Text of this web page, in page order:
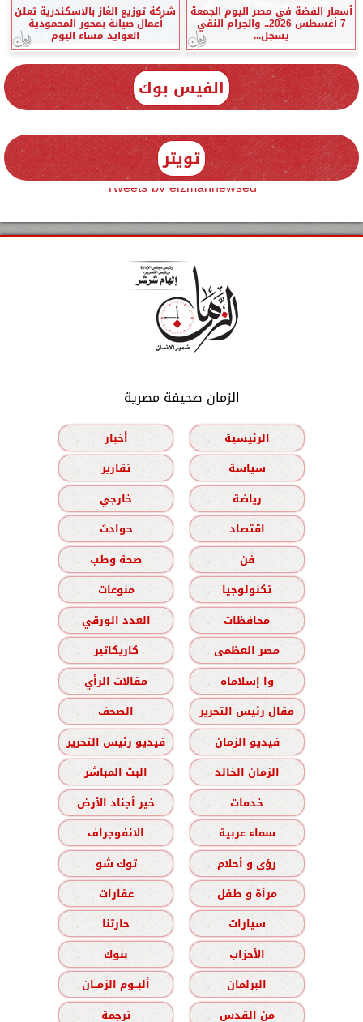
أسعار الفضة في مصر اليوم الجمعة
7 أغسطس 2026.. والجرام النقي
يسجل...
شركة توزيع الغاز بالاسكندرية تعلن
أعمال صيانة بمحور المحمودية
العوايد مساء اليوم
الفيس بوك
تويتر
Tweets by elzmannewseg
الزمان صحيفة مصرية
الرئيسية
أخبار
سياسة
تقارير
رياضة
خارجي
اقتصاد
حوادث
فن
صحة وطب
تكنولوجيا
منوعات
محافظات
العدد الورقي
مصر العظمى
كاريكاتير
وا إسلاماه
مقالات الرأي
مقال رئيس التحرير
الصحف
فيديو الزمان
فيديو رئيس التحرير
الزمان الخالد
البث المباشر
خدمات
خير أجناد الأرض
سماء عربية
الانفوجراف
رؤى و أحلام
توك شو
مرأة و طفل
عقارات
سيارات
حارتنا
الأحزاب
بنوك
البرلمان
ألبــوم الزمــان
من القدس
ترجمة